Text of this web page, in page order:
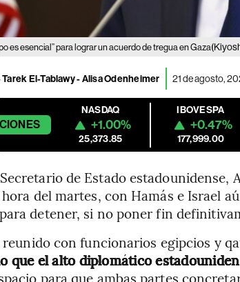
es esencial” para lograr un acuerdo de tregua en Gaza
El-Tablawy - Alisa Odenheimer 21 de agosto,
NASDAQ
+1.00%
25,373.85
IBOVESPA
+0.47%
177,999.00
de Estado estadounidense,
del martes, con Hamás e Israel
detener, si no poner fin
reunido con funcionarios egipcios y
que el alto diplomático
para que ambas partes